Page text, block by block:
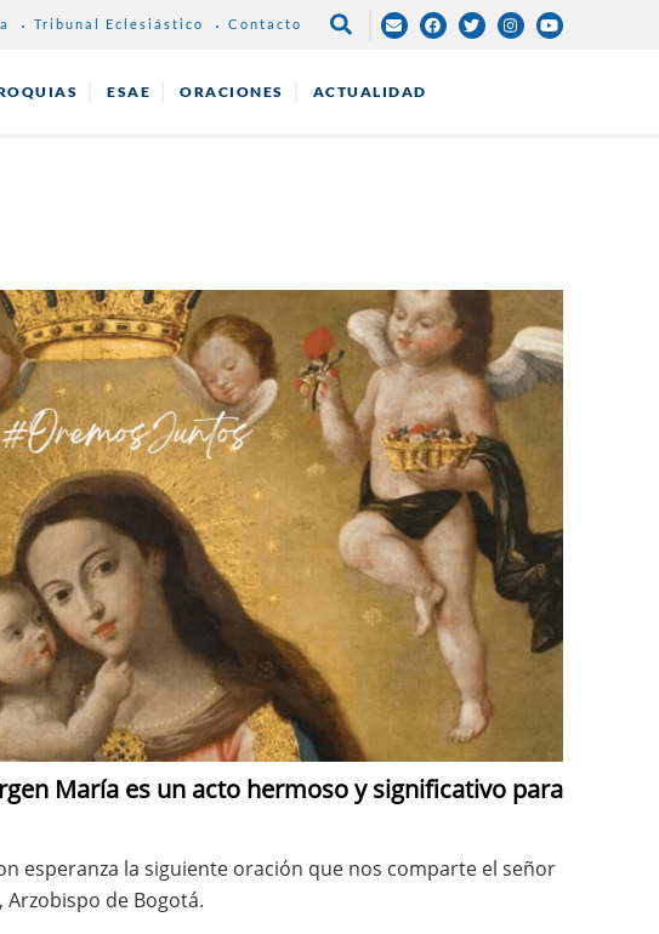
Tribunal Eclesiástico Contacto
ESAE ORACIONES ACTUALIDAD
María es un acto hermoso y significativo para
esperanza la siguiente oración que nos comparte el señor
Arzobispo de Bogotá.